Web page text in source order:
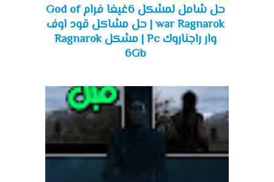
حل شامل لمشكل 6غيغا فرام God of
war Ragnarok | حل مشاكل قود اوف
وار راجناروك Pc | مشكل Ragnarok
6Gb